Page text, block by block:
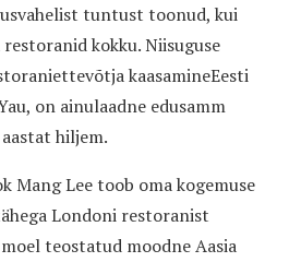
tuntust toonud, kui
kokku. Niisuguse
kaasamineEesti
on ainulaadne edusamm
hiljem.
Mang Lee toob oma kogemuse
Londoni restoranist
teostatud moodne Aasia